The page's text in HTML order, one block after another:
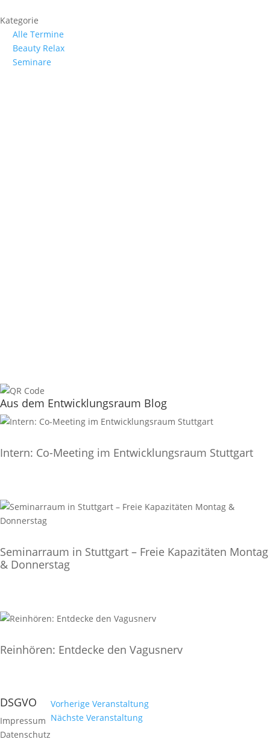
Kategorie
Alle Termine
Beauty Relax
Seminare
Aus dem Entwicklungsraum Blog
Intern: Co-Meeting im Entwicklungsraum Stuttgart
Seminarraum in Stuttgart – Freie Kapazitäten Montag
& Donnerstag
Reinhören: Entdecke den Vagusnerv
DSGVO
Impressum
Datenschutz
Vorherige Veranstaltung
Nächste Veranstaltung